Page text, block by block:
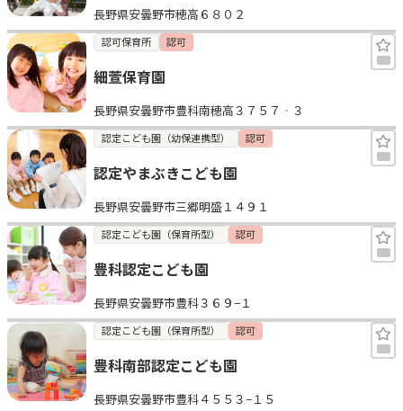
おすすめの園
エンクルの特徴と活用方法
コラム
お知らせ
長野県安曇野市穂高６８０２
認可保育所 認可
細萱保育園
長野県安曇野市豊科南穂高３７５７‐３
認定こども園（幼保連携型） 認可
認定やまぶきこども園
長野県安曇野市三郷明盛１４９１
認定こども園（保育所型） 認可
豊科認定こども園
長野県安曇野市豊科３６９−１
認定こども園（保育所型） 認可
豊科南部認定こども園
長野県安曇野市豊科４５５３−１５